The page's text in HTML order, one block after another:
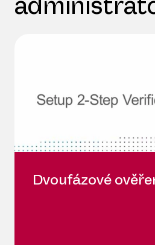
Dvoufázové